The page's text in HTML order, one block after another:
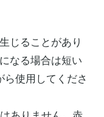
じることがあり
なる場合は短い
ら使用してくださ